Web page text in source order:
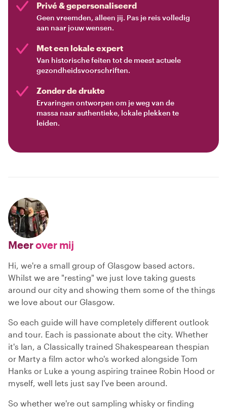
Privé & gepersonaliseerd
Geen vreemden, alleen jij. Pas je reis volledig
aan naar jouw wensen.
Met een lokale expert
Van historische feiten tot de meest actuele
gezondheidsvoorschriften.
Zonder de drukte
Ervaringen ontworpen om je weg van de
massa naar authentieke, lokale plekken te
leiden.
Meerover mij
Hi, we're a small group of Glasgow based actors.
Whilst we are "resting" we just love taking guests
around our city and showing them some of the things
we love about our Glasgow.
So each guide will have completely different outlook
and tour. Each is passionate about the city. Whether
it's Ian, a Classically trained Shakespearean thespian
or Marty a film actor who's worked alongside Tom
Hanks or Luke a young aspiring trainee Robin Hood or
myself, well lets just say I've been around.
So whether we're out sampling whisky or finding